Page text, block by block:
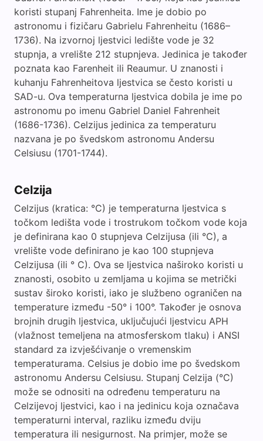
koristi stupanj Fahrenheita. Ime je dobio po
astronomu i fizičaru Gabrielu Fahrenheitu (1686–
1736). Na izvornoj ljestvici ledište vode je 32
stupnja, a vrelište 212 stupnjeva. Jedinica je također
poznata kao Farenheit ili Reaumur. U znanosti i
kuhanju Fahrenheitova ljestvica se često koristi u
SAD-u. Ova temperaturna ljestvica dobila je ime po
astronomu po imenu Gabriel Daniel Fahrenheit
(1686-1736). Celzijus jedinica za temperaturu
nazvana je po švedskom astronomu Andersu
Celsiusu (1701-1744).
Celzija
Celzijus (kratica: °C) je temperaturna ljestvica s
točkom ledišta vode i trostrukom točkom vode koja
je definirana kao 0 stupnjeva Celzijusa (ili °C), a
vrelište vode definirano je kao 100 stupnjeva
Celzijusa (ili ° C). Ova se ljestvica naširoko koristi u
znanosti, osobito u zemljama u kojima se metrički
sustav široko koristi, iako je službeno ograničen na
temperature između -50° i 100°. Također je osnova
brojnih drugih ljestvica, uključujući ljestvicu APH
(vlažnost temeljena na atmosferskom tlaku) i ANSI
standard za izvješćivanje o vremenskim
temperaturama. Celsius je dobio ime po švedskom
astronomu Andersu Celsiusu. Stupanj Celzija (°C)
može se odnositi na određenu temperaturu na
Celzijevoj ljestvici, kao i na jedinicu koja označava
temperaturni interval, razliku između dviju
temperatura ili nesigurnost. Na primjer, može se